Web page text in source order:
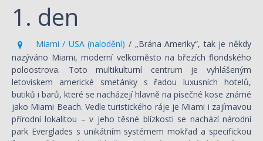
1. den
Miami / USA (nalodění) / „Brána Ameriky“, tak je někdy
nazýváno Miami, moderní velkoměsto na březích floridského
poloostrova. Toto multikulturní centrum je vyhlášeným
letoviskem americké smetánky s řadou luxusních hotelů,
butiků i barů, které se nacházejí hlavně na písečné kose známé
jako Miami Beach. Vedle turistického ráje je Miami i zajímavou
přírodní lokalitou – v jeho těsné blízkosti se nachází národní
park Everglades s unikátním systémem mokřad a specifickou